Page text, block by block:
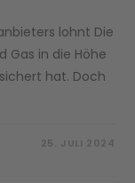
lohnt Die
Gas in die Höhe
hat. Doch
25. JULI 2024